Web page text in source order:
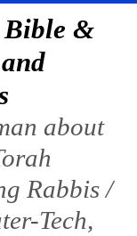
&
about
Rabbis /
Tech,